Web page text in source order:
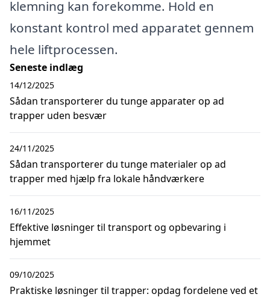
klemning kan forekomme. Hold en
konstant kontrol med apparatet gennem
hele liftprocessen.
Seneste indlæg
Sådan transporterer du tunge apparater op ad
trapper uden besvær
14/12/2025
Sådan transporterer du tunge materialer op ad
trapper med hjælp fra lokale håndværkere
24/11/2025
Effektive løsninger til transport og opbevaring i
hjemmet
16/11/2025
Praktiske løsninger til trapper: opdag fordelene ved et
09/10/2025